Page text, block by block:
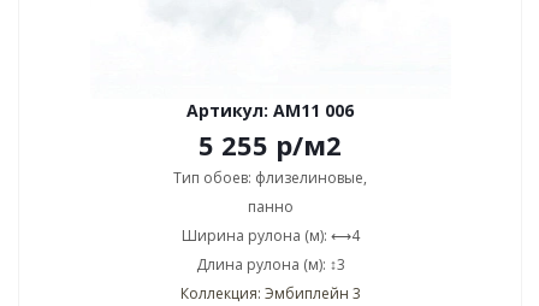
Артикул: AM11 006
5 255 р/м2
Тип обоев: флизелиновые,
панно
Ширина рулона (м): ⟷4
Длина рулона (м): ↕3
Коллекция: Эмбиплейн 3